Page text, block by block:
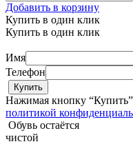
Добавить в корзину
Купить в один клик
Купить в один клик
Имя
Телефон
Нажимая кнопку
политикой
Обувь остаётся
чистой